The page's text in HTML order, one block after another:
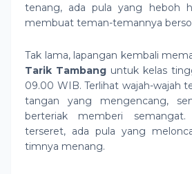
tenang, ada pula yang heboh
membuat teman-temannya
Tak lama, lapangan kembali
Tarik Tambang untuk kelas
09.00 WIB. Terlihat wajah-wajah
tangan yang mengencang,
berteriak memberi
terseret, ada pula yang
timnya menang.